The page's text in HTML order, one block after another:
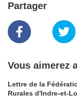
Partager
Vous aimerez
Lettre de la
Rurales d'Indre-et-